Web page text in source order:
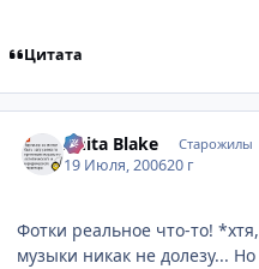
Цитата
Anita Blake Старожилы
19 Июля, 200620 г
Фотки реальное что-то!
музыки никак не долезу...